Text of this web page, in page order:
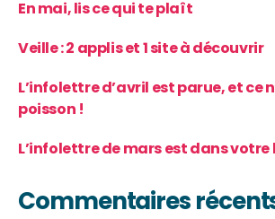
En mai, lis ce qui te plaît
Veille : 2 applis et 1 site à découvrir
L’infolettre d’avril est parue, et ce
poisson !
L’infolettre de mars est dans
Commentaires